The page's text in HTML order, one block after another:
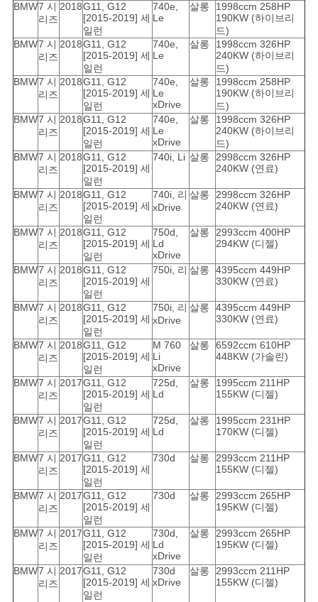
BMW7 시
리즈
2018G11, G12
[2015-2019] 세
일런
740e,
Le
살롱
1998ccm 258HP
190KW (하이브리
드)
BMW7 시
리즈
2018G11, G12
[2015-2019] 세
일런
740e,
Le
살롱
1998ccm 326HP
240KW (하이브리
드)
BMW7 시
리즈
2018G11, G12
[2015-2019] 세
일런
740e,
Le
xDrive
살롱
1998ccm 258HP
190KW (하이브리
드)
BMW7 시
리즈
2018G11, G12
[2015-2019] 세
일런
740e,
Le
xDrive
살롱
1998ccm 326HP
240KW (하이브리
드)
BMW7 시
리즈
2018G11, G12
[2015-2019] 세
일런
740i, Li 살롱
2998ccm 326HP
240KW (연료)
BMW7 시
리즈
2018G11, G12
[2015-2019] 세
일런
740i, 리
xDrive
살롱
2998ccm 326HP
240KW (연료)
BMW7 시
리즈
2018G11, G12
[2015-2019] 세
일런
750d,
Ld
xDrive
살롱
2993ccm 400HP
294KW (디젤)
BMW7 시
리즈
2018G11, G12
[2015-2019] 세
일런
750i, 리 살롱
4395ccm 449HP
330KW (연료)
BMW7 시
리즈
2018G11, G12
[2015-2019] 세
일런
750i, 리
xDrive
살롱
4395ccm 449HP
330KW (연료)
BMW7 시
리즈
2018G11, G12
[2015-2019] 세
일런
M 760
Li
xDrive
살롱
6592ccm 610HP
448KW (가솔린)
BMW7 시
리즈
2017G11, G12
[2015-2019] 세
일런
725d,
Ld
살롱
1995ccm 211HP
155KW (디젤)
BMW7 시
리즈
2017G11, G12
[2015-2019] 세
일런
725d,
Ld
살롱
1995ccm 231HP
170KW (디젤)
BMW7 시
리즈
2017G11, G12
[2015-2019] 세
일런
730d 살롱
2993ccm 211HP
155KW (디젤)
BMW7 시
리즈
2017G11, G12
[2015-2019] 세
일런
730d 살롱
2993ccm 265HP
195KW (디젤)
BMW7 시
리즈
2017G11, G12
[2015-2019] 세
일런
730d,
Ld
xDrive
살롱
2993ccm 265HP
195KW (디젤)
BMW7 시
리즈
2017G11, G12
[2015-2019] 세
일런
730d
xDrive
살롱
2993ccm 211HP
155KW (디젤)